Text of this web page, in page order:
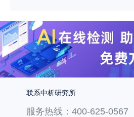
联系中析研究所
服务热线：400-625-0567